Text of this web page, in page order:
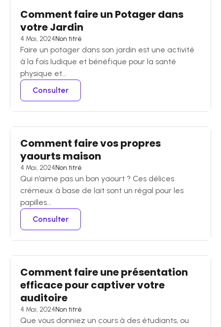
Comment faire un Potager dans
votre Jardin
4 Mai, 2024Non titré
Faire un potager dans son jardin est une activité
à la fois ludique et bénéfique pour la santé
physique et...
Consulter
Comment faire vos propres
yaourts maison
4 Mai, 2024Non titré
Qui n’aime pas un bon yaourt ? Ces délices
crémeux à base de lait sont un régal pour les
papilles...
Consulter
Comment faire une présentation
efficace pour captiver votre
auditoire
4 Mai, 2024Non titré
Que vous donniez un cours à des étudiants, ou